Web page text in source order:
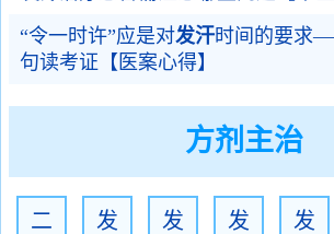
“令一时许”应是对发汗时间的要求
句读考证【医案心得】
方剂主治
二
发
发
发
发